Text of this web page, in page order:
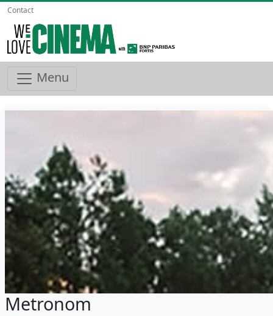
Contact
Menu
Metronom